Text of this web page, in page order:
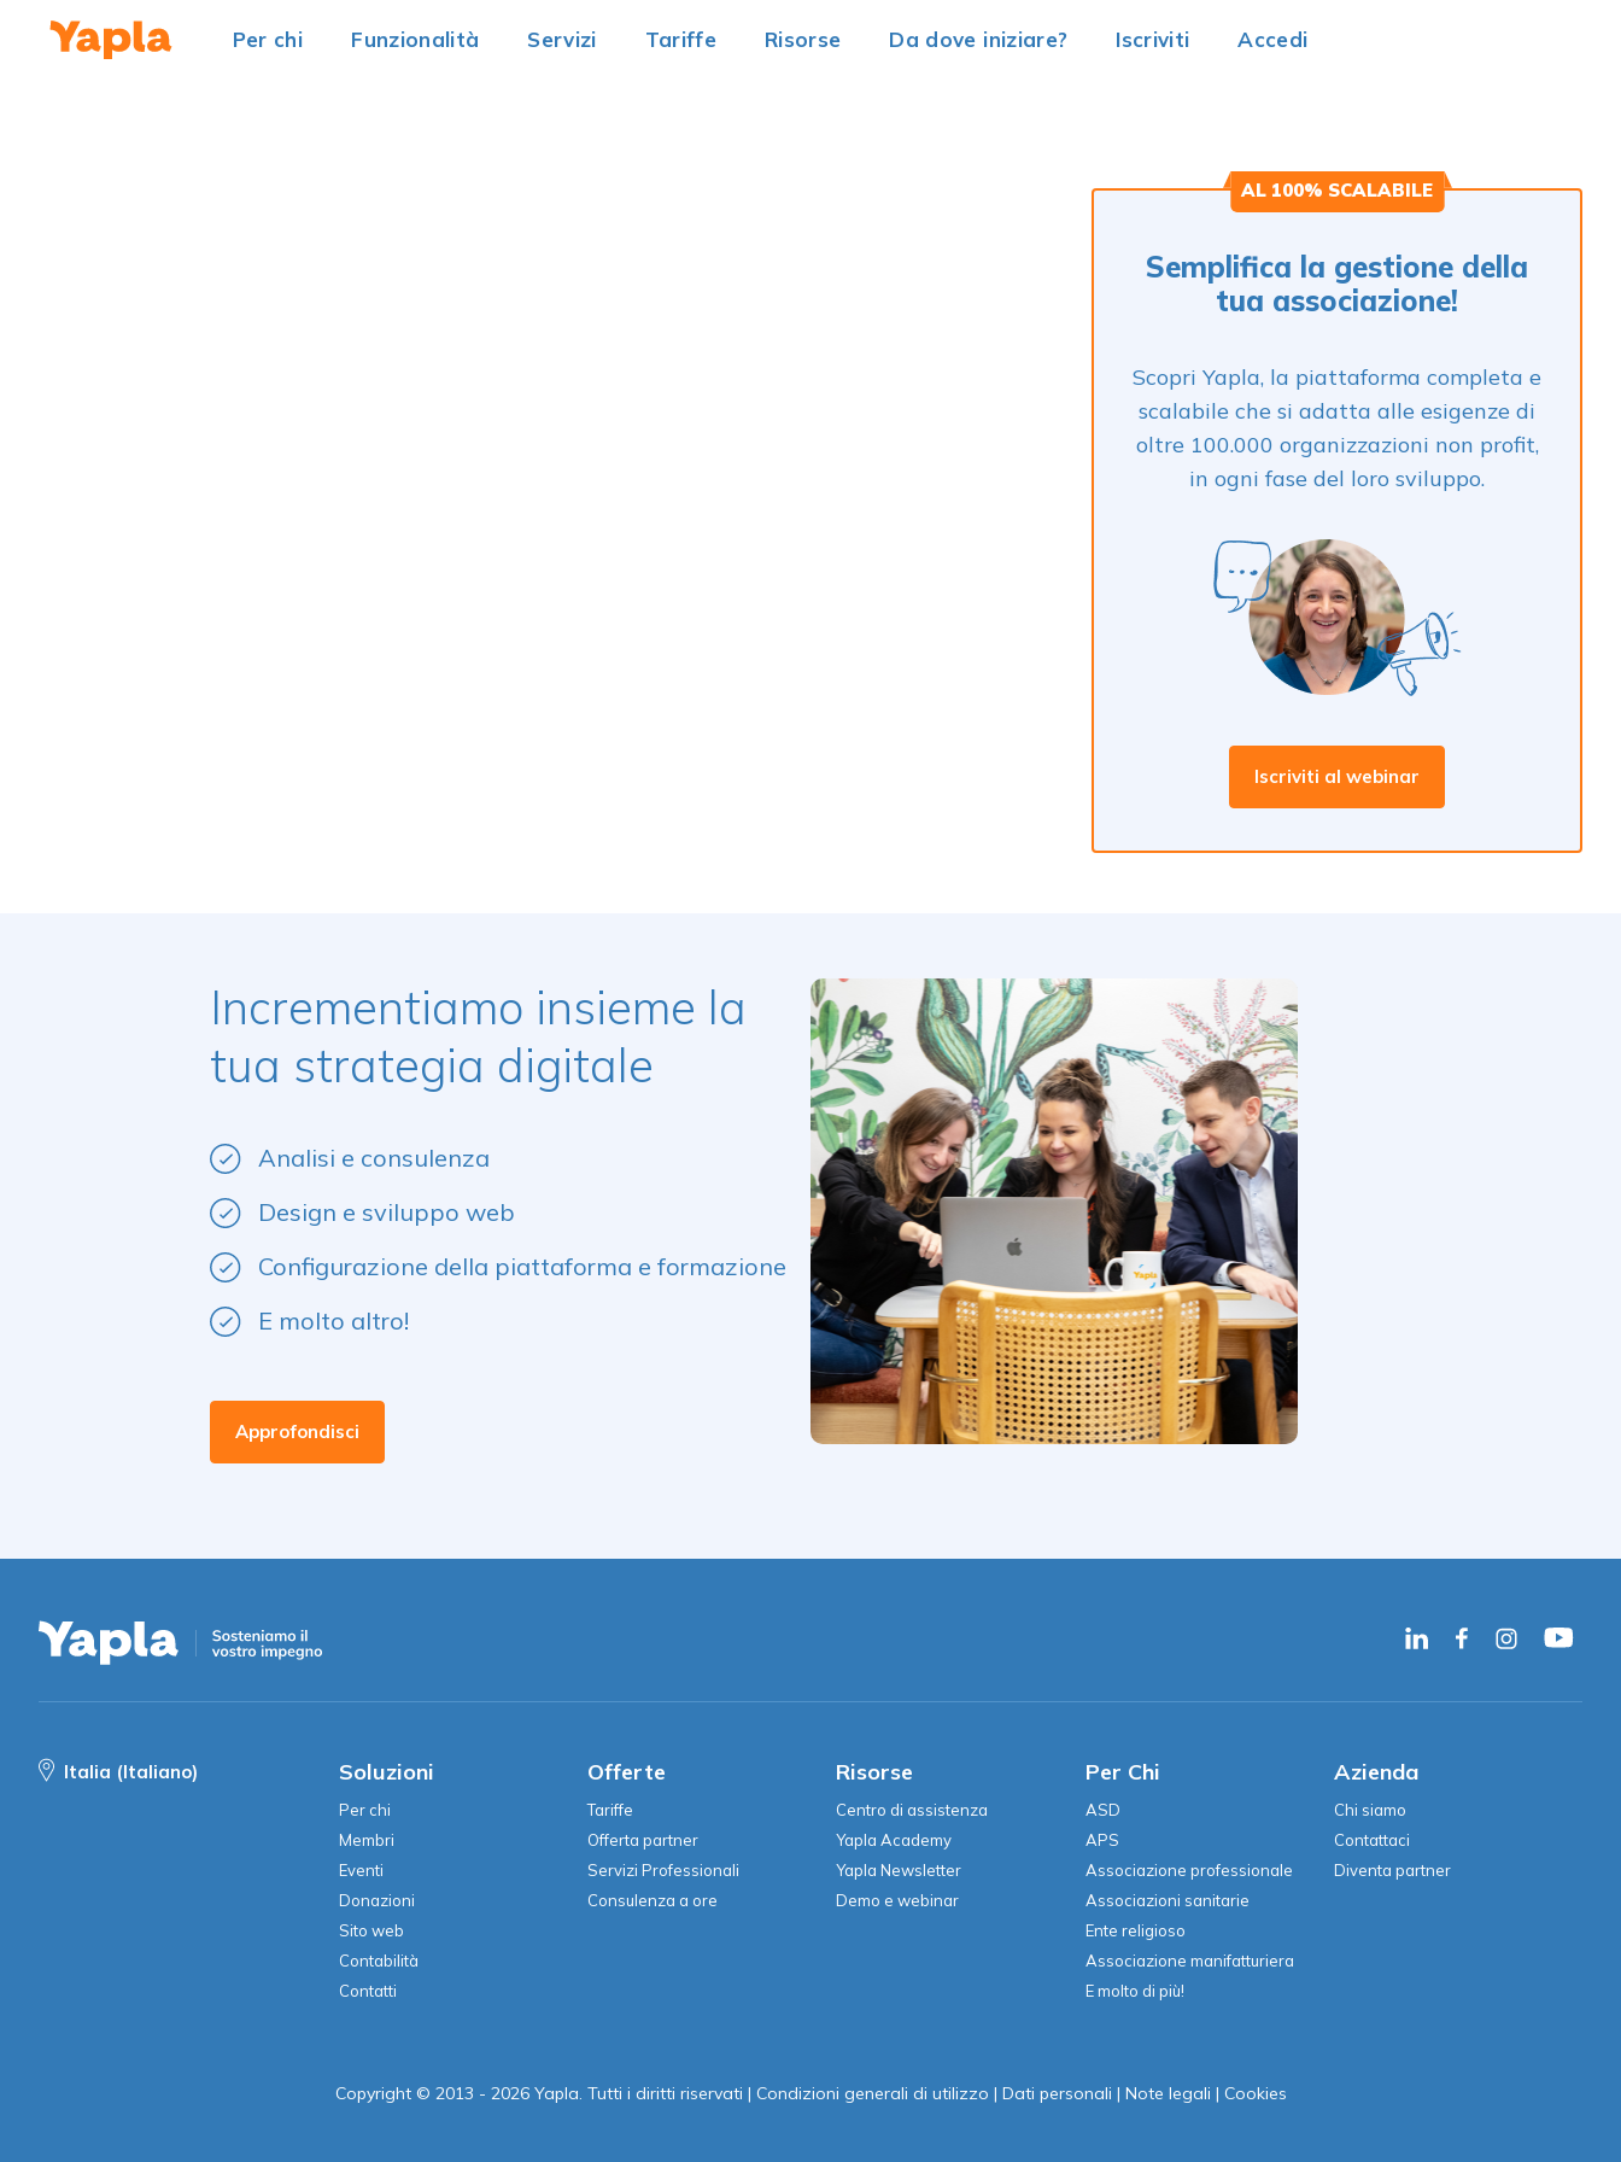
Per chi Funzionalità Servizi Tariffe Risorse Da dove iniziare? Iscriviti Accedi
AL 100% SCALABILE
Semplifica la gestione della
tua associazione!
Scopri Yapla, la piattaforma completa e
scalabile che si adatta alle esigenze di
oltre 100.000 organizzazioni non profit,
in ogni fase del loro sviluppo.
Iscriviti al webinar
Incrementiamo insieme la
tua strategia digitale
Analisi e consulenza
Design e sviluppo web
Configurazione della piattaforma e formazione
E molto altro!
Approfondisci
Italia (Italiano) Soluzioni
Per chi
Membri
Eventi
Donazioni
Sito web
Contabilità
Contatti
Offerte
Tariffe
Offerta partner
Servizi Professionali
Consulenza a ore
Risorse
Centro di assistenza
Yapla Academy
Yapla Newsletter
Demo e webinar
Per Chi
ASD
APS
Associazione professionale
Associazioni sanitarie
Ente religioso
Associazione manifatturiera
E molto di più!
Azienda
Chi siamo
Contattaci
Diventa partner
Copyright © 2013 - 2026 Yapla. Tutti i diritti riservati | Condizioni generali di utilizzo | Dati personali | Note legali | Cookies